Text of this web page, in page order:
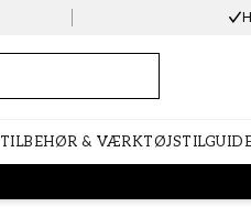
TILBEHØR & VÆRKTØJ